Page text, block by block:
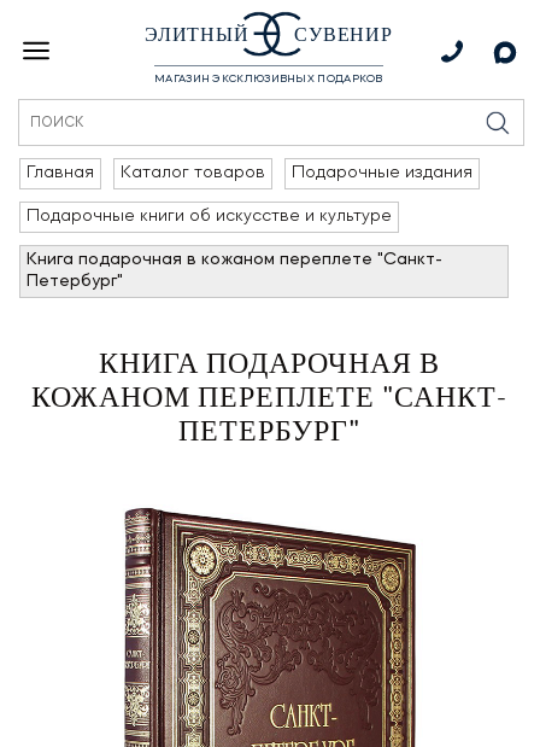
ЭЛИТНЫЙ СУВЕНИР
МАГАЗИН ЭКСКЛЮЗИВНЫХ ПОДАРКОВ
Главная Каталог товаров Подарочные издания
Подарочные книги об искусстве и культуре
Книга подарочная в кожаном переплете "Санкт-
Петербург"
КНИГА ПОДАРОЧНАЯ В
КОЖАНОМ ПЕРЕПЛЕТЕ "САНКТ-
ПЕТЕРБУРГ"